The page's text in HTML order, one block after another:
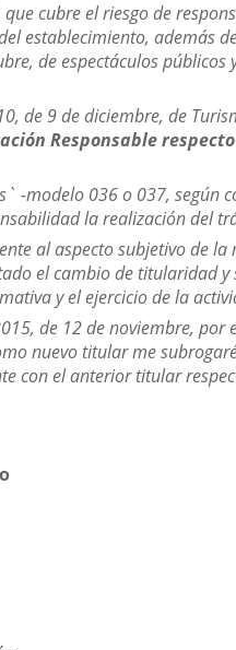
cubre el riesgo de
establecimiento, además
de espectáculos
de 9 de diciembre, de
Responsable
-modelo 036 o 037, según
la realización del
al aspecto subjetivo de
el cambio de titularidad
y el ejercicio de la
de 12 de noviembre, por
nuevo titular me
con el anterior titular